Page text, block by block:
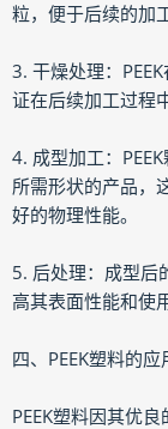
粒，便于后续的加
3. 干燥处理：
证在后续加工过程
4. 成型加工：
所需形状的产品，
好的物理性能。
5. 后处理：成型后
高其表面性能和使
四、PEEK塑料的应
PEEK塑料因其优